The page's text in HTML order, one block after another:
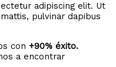
adipiscing elit. Ut
pulvinar dapibus
con +90% éxito.
a encontrar